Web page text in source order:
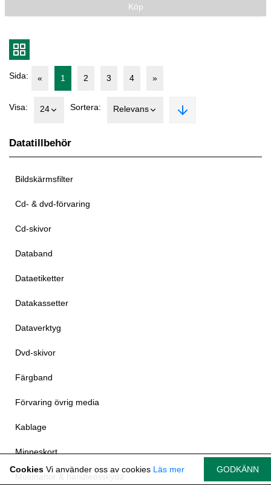
Datatillbehör
Bildskärmsfilter
Cd- & dvd-förvaring
Cd-skivor
Databand
Dataetiketter
Datakassetter
Dataverktyg
Dvd-skivor
Färgband
Förvaring övrig media
Kablage
Minneskort
Musmattor & handledsskydd
Köp
Sida: « 1 2 3 4 »
Visa: 24 Sortera: Relevans
Cookies Vi använder oss av cookies Läs mer GODKÄNN